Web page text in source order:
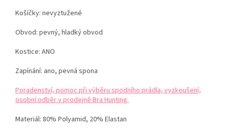
Košíčky: nevyztužené
Obvod: pevný, hladký obvod
Kostice: ANO
Zapínání: ano, pevná spona
Poradenství, pomoc při výběru spodního prádla, vyzkoušení,
osobní odběr v prodejně Bra Hunting.
Materiál: 80% Polyamid, 20% Elastan